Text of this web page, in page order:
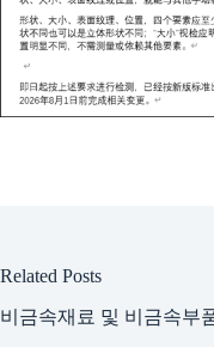
Related Posts
비금속재료 및 비금속부